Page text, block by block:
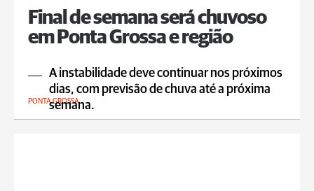
Final de semana será chuvoso
em Ponta Grossa e região
A instabilidade deve continuar nos próximos
dias, com previsão de chuva até a próxima
semana.
PONTA GROSSA